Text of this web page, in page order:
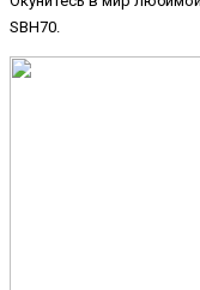
SBH70.